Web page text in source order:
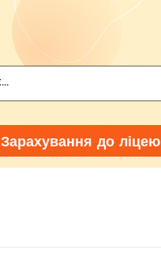
Зарахування до ліцею